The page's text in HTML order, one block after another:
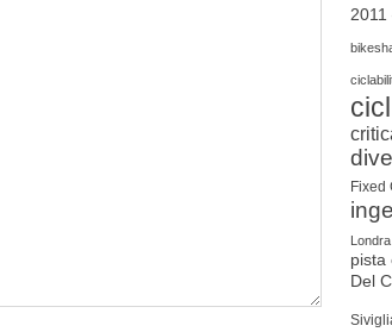
2011
Fixed
Londra
pista
Del